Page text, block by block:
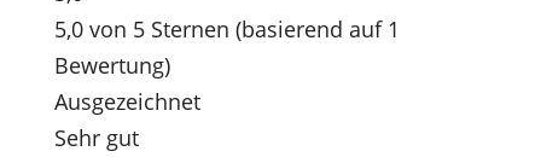
5,0 von 5 Sternen (basierend auf 1
Bewertung)
Ausgezeichnet
Sehr gut